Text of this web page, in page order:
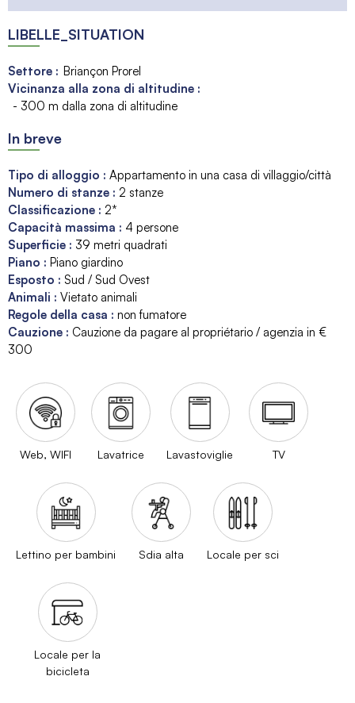
LIBELLE_SITUATION
Settore : Briançon Prorel
Vicinanza alla zona di altitudine :
- 300 m dalla zona di altitudine
In breve
Tipo di alloggio : Appartamento in una casa di villaggio/città
Numero di stanze : 2 stanze
Classificazione : 2*
Capacità massima : 4 persone
Superficie : 39 metri quadrati
Piano : Piano giardino
Esposto : Sud / Sud Ovest
Animali : Vietato animali
Regole della casa : non fumatore
Cauzione : Cauzione da pagare al propriétario / agenzia in €
300
Web, WIFI Lavatrice Lavastoviglie TV
Lettino per bambini Sdia alta Locale per sci
Locale per la
bicicleta